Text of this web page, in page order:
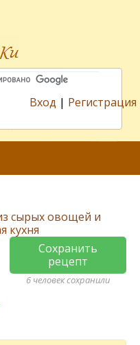
Вход | Регистрация
сырых овощей и
кухня
Сохранить
рецепт
6 человек сохранили